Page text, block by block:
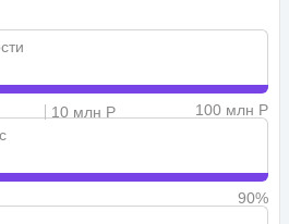
10 млн Р
100 млн Р
90%